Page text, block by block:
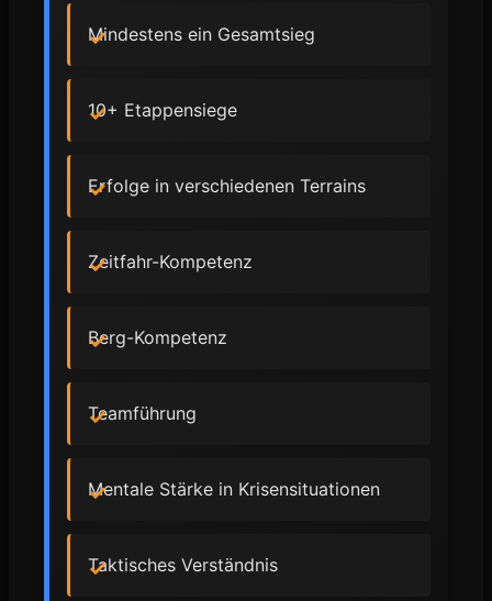
Mindestens ein Gesamtsieg
10+ Etappensiege
Erfolge in verschiedenen Terrains
Zeitfahr-Kompetenz
Berg-Kompetenz
Teamführung
Mentale Stärke in Krisensituationen
Taktisches Verständnis